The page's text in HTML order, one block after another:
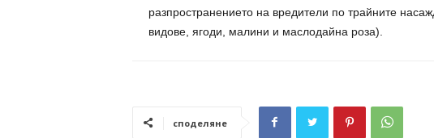
разпространението на вредители по трайните
видове, ягоди, малини и маслодайна роза).
споделяне